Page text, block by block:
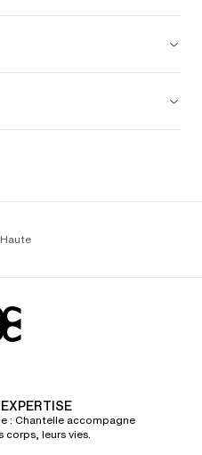
: Chantelle accompagne
corps, leurs vies.